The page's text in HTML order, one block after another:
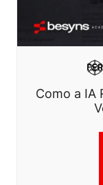
Como a IA